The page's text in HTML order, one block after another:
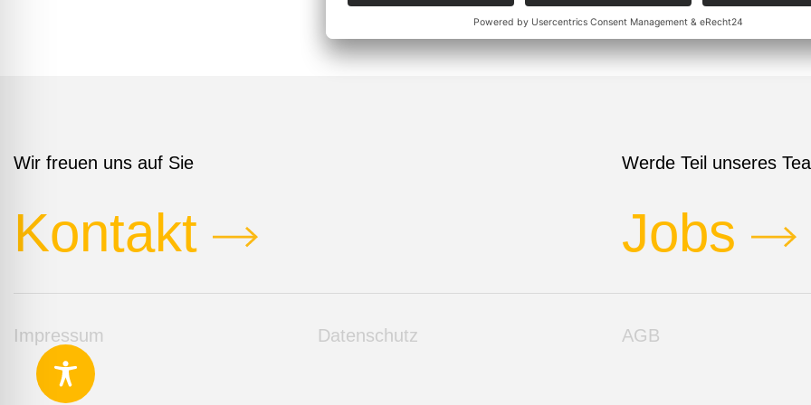
Wir freuen uns auf Sie
Kontakt
Werde Teil unseres
Jobs
Impressum Datenschutz AGB